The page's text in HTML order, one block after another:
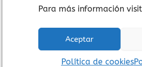
Para más información
Aceptar
Política de cookies
Casas y Accesorios
Calendario Cayro